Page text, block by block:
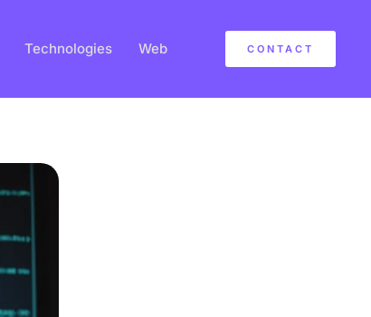
Technologies Web CONTACT